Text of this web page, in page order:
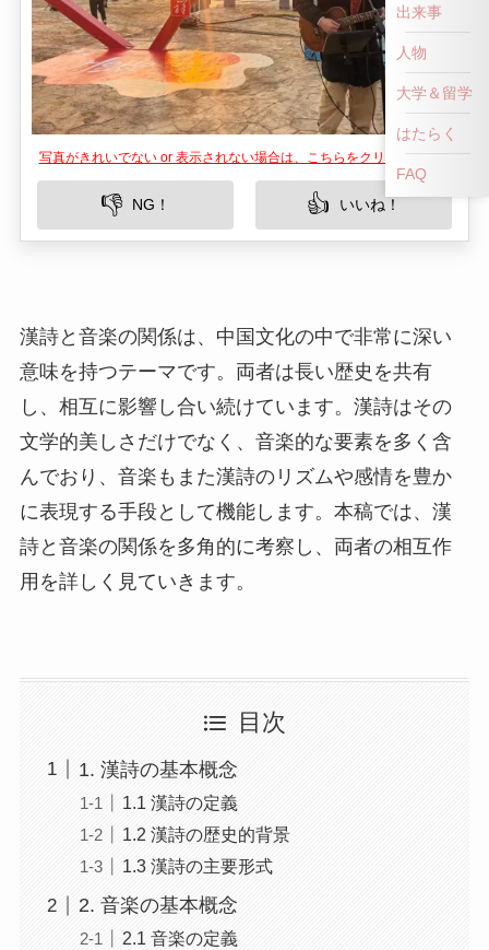
写真がきれいでない or 表示されない場合は、こちらをクリックして！
👎 NG！ 👍 いいね！
漢詩と音楽の関係は、中国文化の中で非常に深い
意味を持つテーマです。両者は長い歴史を共有
し、相互に影響し合い続けています。漢詩はその
文学的美しさだけでなく、音楽的な要素を多く含
んでおり、音楽もまた漢詩のリズムや感情を豊か
に表現する手段として機能します。本稿では、漢
詩と音楽の関係を多角的に考察し、両者の相互作
用を詳しく見ていきます。
目次
1. 漢詩の基本概念
1.1 漢詩の定義
1.2 漢詩の歴史的背景
1.3 漢詩の主要形式
2. 音楽の基本概念
2.1 音楽の定義
出来事
人物
大学＆留学
はたらく
FAQ